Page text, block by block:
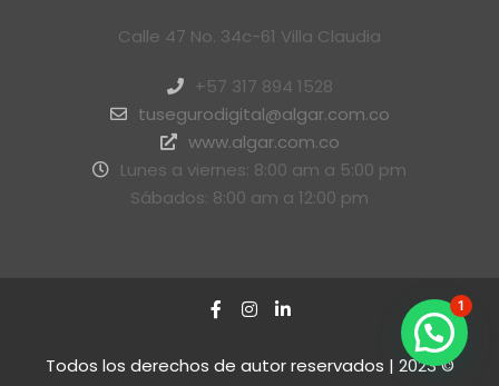
Calle 47 No. 34c-61 Villa Claudia
+57 317 894 1528
tusegurodigital@algar.com.co
www.algar.com.co
Lunes a viernes: 8:00 am a 5:00 pm
Sábados: 8:00 am a 12:00 pm
Todos los derechos de autor reservados | 2023 ©
1